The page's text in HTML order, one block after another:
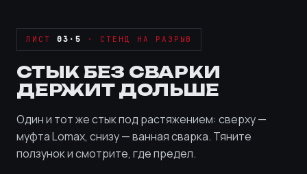
ЛИСТ 03·5 · СТЕНД НА РАЗРЫВ
СТЫК БЕЗ СВАРКИ
ДЕРЖИТ ДОЛЬШЕ
Один и тот же стык под растяжением: сверху —
муфта Lomax, снизу — ванная сварка. Тяните
ползунок и смотрите, где предел.